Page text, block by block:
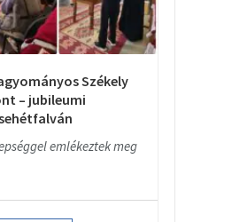
Székely
– jubileumi
emlékeztek meg